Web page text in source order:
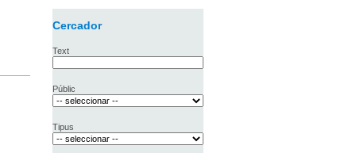
Cercador
Text
Públic
Tipus